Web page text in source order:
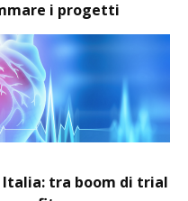
i progetti
tra boom di trial